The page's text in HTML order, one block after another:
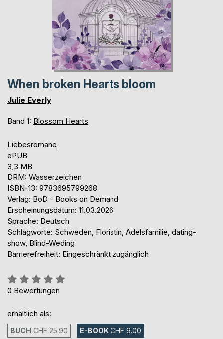
When broken Hearts bloom
Julie Everly
Band 1: Blossom Hearts
Liebesromane
ePUB
3,3 MB
DRM: Wasserzeichen
ISBN-13: 9783695799268
Verlag: BoD - Books on Demand
Erscheinungsdatum: 11.03.2026
Sprache: Deutsch
Schlagworte: Schweden, Floristin, Adelsfamilie, dating-
show, Blind-Weding
Barrierefreiheit: Eingeschränkt zugänglich
Bewertung::
0%
0 Bewertungen
erhältlich als:
BUCH CHF 25.90 E-BOOK CHF 9.00